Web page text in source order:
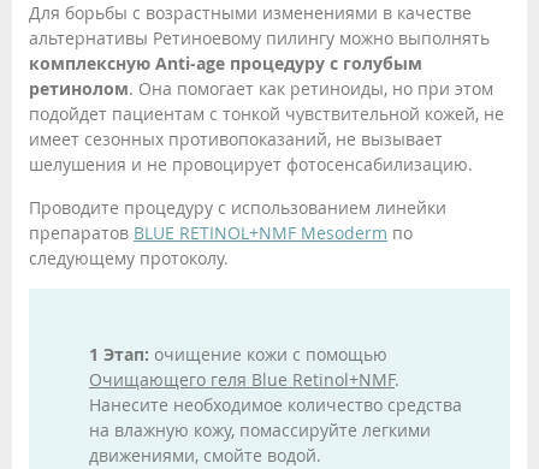
Для борьбы с возрастными изменениями в качестве
альтернативы Ретиноевому пилингу можно выполнять
комплексную Anti-age процедуру с голубым
ретинолом. Она помогает как ретиноиды, но при этом
подойдет пациентам с тонкой чувствительной кожей, не
имеет сезонных противопоказаний, не вызывает
шелушения и не провоцирует фотосенсабилизацию.
Проводите процедуру с использованием линейки
препаратов BLUE RETINOL+NMF Mesoderm по
следующему протоколу.
1 Этап: очищение кожи с помощью
Очищающего геля Blue Retinol+NMF.
Нанесите необходимое количество средства
на влажную кожу, помассируйте легкими
движениями, смойте водой.